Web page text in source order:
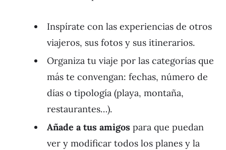
Inspírate con las experiencias de otros
viajeros, sus fotos y sus itinerarios.
Organiza tu viaje por las categorías que
más te convengan: fechas, número de
días o tipología (playa, montaña,
restaurantes…).
Añade a tus amigos para que puedan
ver y modificar todos los planes y la